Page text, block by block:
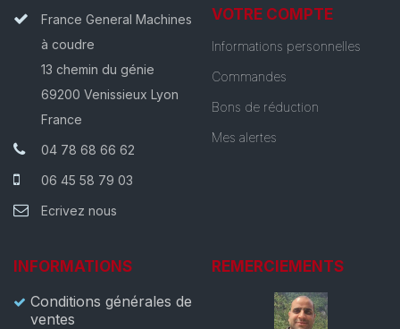
France General Machines
à coudre
13 chemin du génie
69200 Venissieux Lyon
France
04 78 68 66 62
06 45 58 79 03
Ecrivez nous
VOTRE COMPTE
Informations personnelles
Commandes
Bons de réduction
Mes alertes
INFORMATIONS
Conditions générales de
ventes
REMERCIEMENTS